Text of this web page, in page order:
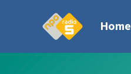
Home